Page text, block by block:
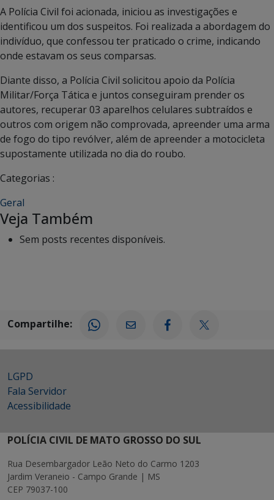
A Polícia Civil foi acionada, iniciou as investigações e
identificou um dos suspeitos. Foi realizada a abordagem do
indivíduo, que confessou ter praticado o crime, indicando
onde estavam os seus comparsas.
Diante disso, a Polícia Civil solicitou apoio da Polícia
Militar/Força Tática e juntos conseguiram prender os
autores, recuperar 03 aparelhos celulares subtraídos e
outros com origem não comprovada, apreender uma arma
de fogo do tipo revólver, além de apreender a motocicleta
supostamente utilizada no dia do roubo.
Categorias :
Geral
Veja Também
Sem posts recentes disponíveis.
Compartilhe:
LGPD
Fala Servidor
Acessibilidade
POLÍCIA CIVIL DE MATO GROSSO DO SUL
Rua Desembargador Leão Neto do Carmo 1203
Jardim Veraneio - Campo Grande | MS
CEP 79037-100